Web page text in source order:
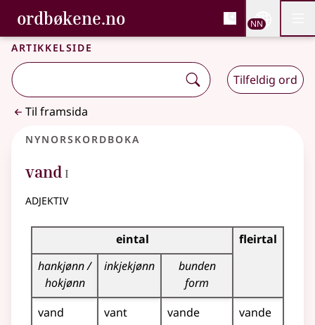
Gå til hovudinnhald
Tilgjenge
ordbøkene.no, Bokmålsordboka og
Bokmålsordboka og Nynorskordboka
NN
Artikkelside
Tilfeldig ord
Til framsida
Nynorskordboka
vand 1
I
adjektiv
Bøyningstabell for dette adjektivet
eintal
fleirtal
hankjønn /
hokjønn
inkjekjønn
bunden
form
vand
vant vande vande